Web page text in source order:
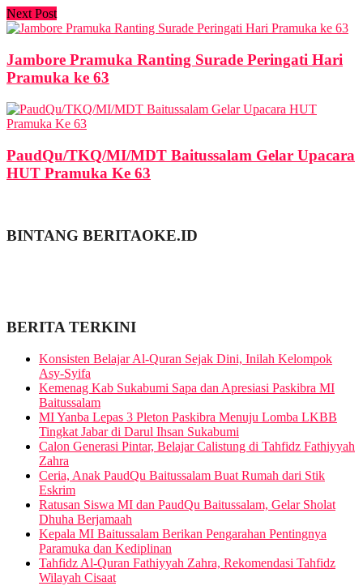
Next Post
Jambore Pramuka Ranting Surade Peringati Hari
Pramuka ke 63
PaudQu/TKQ/MI/MDT Baitussalam Gelar Upacara
HUT Pramuka Ke 63
BINTANG BERITAOKE.ID
BERITA TERKINI
Konsisten Belajar Al-Quran Sejak Dini, Inilah Kelompok
Asy-Syifa
Kemenag Kab Sukabumi Sapa dan Apresiasi Paskibra MI
Baitussalam
MI Yanba Lepas 3 Pleton Paskibra Menuju Lomba LKBB
Tingkat Jabar di Darul Ihsan Sukabumi
Calon Generasi Pintar, Belajar Calistung di Tahfidz Fathiyyah
Zahra
Ceria, Anak PaudQu Baitussalam Buat Rumah dari Stik
Eskrim
Ratusan Siswa MI dan PaudQu Baitussalam, Gelar Sholat
Dhuha Berjamaah
Kepala MI Baitussalam Berikan Pengarahan Pentingnya
Paramuka dan Kediplinan
Tahfidz Al-Quran Fathiyyah Zahra, Rekomendasi Tahfidz
Wilayah Cisaat